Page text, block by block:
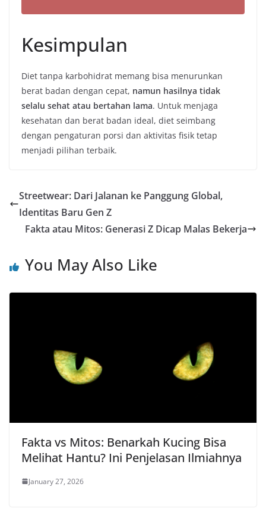
Kesimpulan
Diet tanpa karbohidrat memang bisa menurunkan
berat badan dengan cepat, namun hasilnya tidak
selalu sehat atau bertahan lama. Untuk menjaga
kesehatan dan berat badan ideal, diet seimbang
dengan pengaturan porsi dan aktivitas fisik tetap
menjadi pilihan terbaik.
Streetwear: Dari Jalanan ke Panggung Global,
Identitas Baru Gen Z
Fakta atau Mitos: Generasi Z Dicap Malas Bekerja
You May Also Like
Fakta vs Mitos: Benarkah Kucing Bisa
Melihat Hantu? Ini Penjelasan Ilmiahnya
January 27, 2026